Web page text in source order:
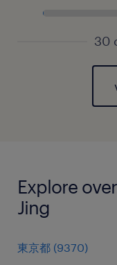
30
Explore
Jing
東京都 (9370)